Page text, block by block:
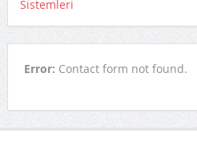
Error: Contact form not found.